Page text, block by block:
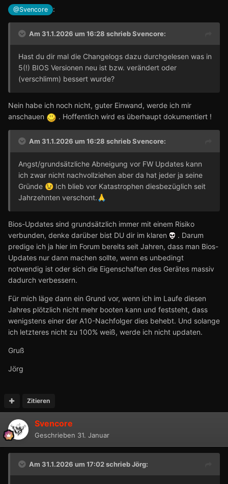
@Svencore :
Am 31.1.2026 um 16:28 schriebSvencore:
Hast du dir mal die Changelogs dazu durchgelesen was in
5(!) BIOS Versionen neu ist bzw. verändert oder
(verschlimm) bessert wurde?
Nein habe ich noch nicht, guter Einwand, werde ich mir
anschauen
. Hoffentlich wird es überhaupt dokumentiert !
Am 31.1.2026 um 16:28 schriebSvencore:
Angst/grundsätzliche Abneigung vor FW Updates kann
ich zwar nicht nachvollziehen aber da hat jeder ja seine
Gründe 😉 Ich blieb vor Katastrophen diesbezüglich seit
Jahrzehnten verschont.🙏
Bios-Updates sind grundsätzlich immer mit einem Risiko
verbunden, denke darüber bist DU dir im klaren
. Darum
predige ich ja hier im Forum bereits seit Jahren, dass man Bios-
Updates nur dann machen sollte, wenn es unbedingt
notwendig ist oder sich die Eigenschaften des Gerätes massiv
dadurch verbessern.
Für mich läge dann ein Grund vor, wenn ich im Laufe diesen
Jahres plötzlich nicht mehr booten kann und feststeht, dass
wenigstens einer der A10-Nachfolger dies behebt. Und solange
ich letzteres nicht zu 100% weiß, werde ich nicht updaten.
Gruß
Jörg
Zitieren
Svencore
Geschrieben 31. Januar
Am 31.1.2026 um 17:02 schriebJörg: